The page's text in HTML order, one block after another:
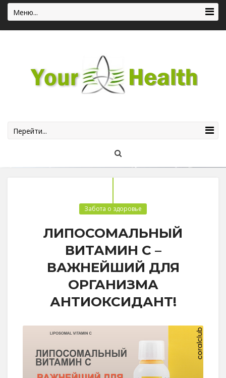
Меню...
Перейти...
Забота о здоровье
ЛИПОСОМАЛЬНЫЙ
ВИТАМИН С –
ВАЖНЕЙШИЙ ДЛЯ
ОРГАНИЗМА
АНТИОКСИДАНТ!